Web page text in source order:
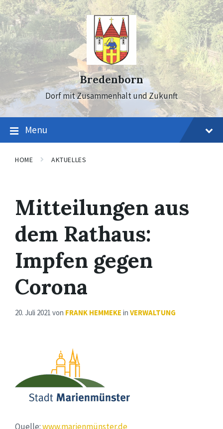
Skip
to
content
Skip
to
main
navigation
Skip
to
footer
Bredenborn
Dorf mit Zusammenhalt und Zukunft
Menu
HOME AKTUELLES
Mitteilungen aus
dem Rathaus:
Impfen gegen
Corona
20. Juli 2021 von FRANK HEMMEKE in VERWALTUNG
Quelle:www.marienmünster.de